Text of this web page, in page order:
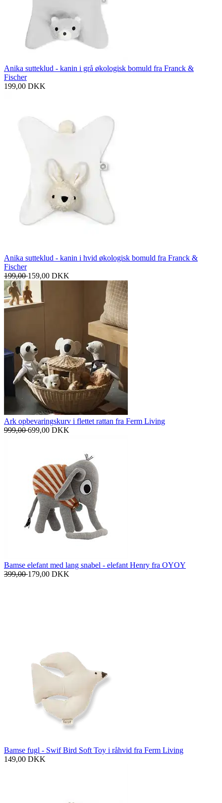
Anika sutteklud - kanin i grå økologisk bomuld fra Franck &
Fischer
199,00 DKK
Anika sutteklud - kanin i hvid økologisk bomuld fra Franck &
Fischer
199,00159,00 DKK
Ark opbevaringskurv i flettet rattan fra Ferm Living
999,00699,00 DKK
Bamse elefant med lang snabel - elefant Henry fra OYOY
399,00179,00 DKK
Bamse fugl - Swif Bird Soft Toy i råhvid fra Ferm Living
149,00 DKK